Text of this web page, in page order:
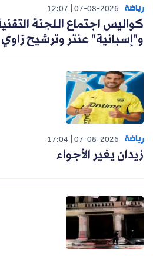
رياضة 07-08-2026
12:07
كواليس اجتماع اللجنة
و"إسبانية" عنتر وترشيح زاوي
رياضة 07-08-2026
17:04
زيدان يغير الأجواء